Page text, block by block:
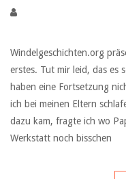
Windelgeschichten.org
erstes. Tut mir leid, das es
haben eine Fortsetzung
ich bei meinen Eltern
dazu kam, fragte ich wo
Werkstatt noch bisschen